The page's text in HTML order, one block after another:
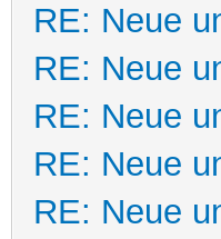
RE: Neue
RE: Neue
RE: Neue
RE: Neue
RE: Neue